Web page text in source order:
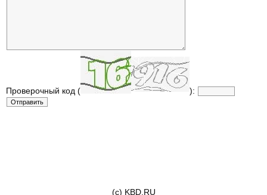
Проверочный код ( ):
(c) KBD.RU